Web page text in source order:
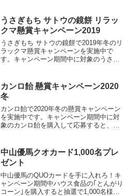
うさぎもち サトウの鏡餅 リラッ
クマ懸賞キャンペーン2019
うさぎもち サトウの鏡餅で2019年冬のリ
ラックマ懸賞キャンペーンを実施中で
す。キャンペーン期間中に対象のうさぎ
で300名様にリラックマ限定グッズが当た
ります。
カンロ飴 懸賞キャンペーン2020
冬
カンロ飴で2020年冬の懸賞キャンペーン
を実施中です。キャンペーン期間中に対
象のカンロ飴を購入して応募すると、抽
中山優馬クオカード1,000名プレ
ゼント
中山優馬のQUOカードを手に入れろ！キ
ャンペーン期間中ハウス食品の｢とんがり
コーン｣を購入すると抽選で1,000名様に